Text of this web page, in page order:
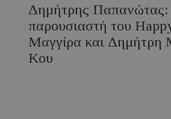
Δημήτρης Παπανώτας:
παρουσιαστή του
Μαγγίρα και Δημήτρη
Κου